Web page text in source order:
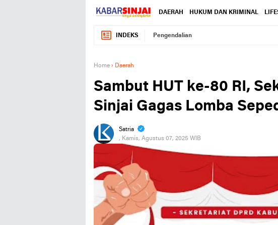
DAERAH HUKUM DAN KRIMINAL
INDEKS Pengendalian
Home › Daerah
Sambut HUT ke-80 RI,
Sinjai Gagas Lomba
Satria
, Kamis, Agustus 07, 2025 WIB